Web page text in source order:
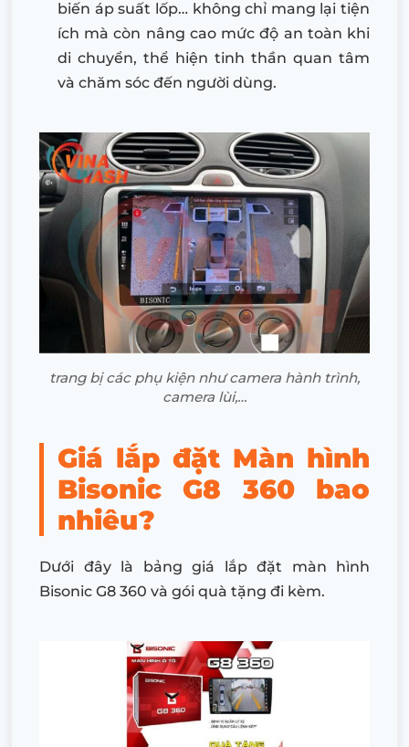
biến áp suất lốp… không chỉ mang lại tiện
ích mà còn nâng cao mức độ an toàn khi
di chuyển, thể hiện tinh thần quan tâm
và chăm sóc đến người dùng.
trang bị các phụ kiện như camera hành trình,
camera lùi,…
Giá lắp đặt Màn hình
Bisonic G8 360 bao
nhiêu?
Dưới đây là bảng giá lắp đặt màn hình
Bisonic G8 360 và gói quà tặng đi kèm.